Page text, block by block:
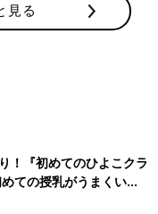
見る
！『初めてのひよこクラ
ての授乳がうまくい
と夏のトラブル 解決テ